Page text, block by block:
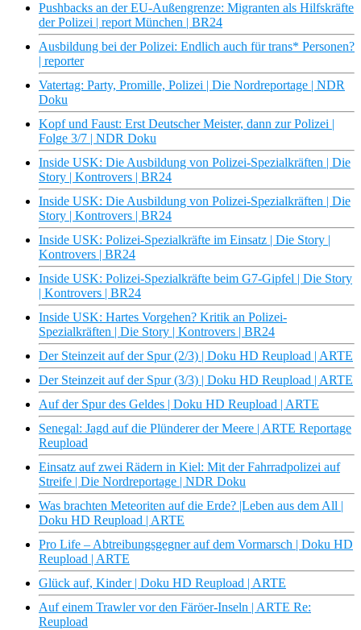
Pushbacks an der EU-Außengrenze: Migranten als Hilfskräfte
der Polizei | report München | BR24
Ausbildung bei der Polizei: Endlich auch für trans* Personen?
| reporter
Vatertag: Party, Promille, Polizei | Die Nordreportage | NDR
Doku
Kopf und Faust: Erst Deutscher Meister, dann zur Polizei |
Folge 3/7 | NDR Doku
Inside USK: Die Ausbildung von Polizei-Spezialkräften | Die
Story | Kontrovers | BR24
Inside USK: Die Ausbildung von Polizei-Spezialkräften | Die
Story | Kontrovers | BR24
Inside USK: Polizei-Spezialkräfte im Einsatz | Die Story |
Kontrovers | BR24
Inside USK: Polizei-Spezialkräfte beim G7-Gipfel | Die Story
| Kontrovers | BR24
Inside USK: Hartes Vorgehen? Kritik an Polizei-
Spezialkräften | Die Story | Kontrovers | BR24
Der Steinzeit auf der Spur (2/3) | Doku HD Reupload | ARTE
Der Steinzeit auf der Spur (3/3) | Doku HD Reupload | ARTE
Auf der Spur des Geldes | Doku HD Reupload | ARTE
Senegal: Jagd auf die Plünderer der Meere | ARTE Reportage
Reupload
Einsatz auf zwei Rädern in Kiel: Mit der Fahrradpolizei auf
Streife | Die Nordreportage | NDR Doku
Was brachten Meteoriten auf die Erde? |Leben aus dem All |
Doku HD Reupload | ARTE
Pro Life – Abtreibungsgegner auf dem Vormarsch | Doku HD
Reupload | ARTE
Glück auf, Kinder | Doku HD Reupload | ARTE
Auf einem Trawler vor den Färöer-Inseln | ARTE Re:
Reupload